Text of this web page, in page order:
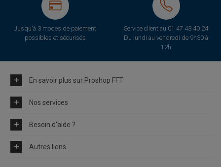
Jusqu'à 3 modes de paiement
possibles et sécurisés
Service client au 01 47 43 40 24
Du lundi au vendredi de 9h30 à
12h
En savoir plus sur Proshop FFT
Nos services
Besoin d'aide ?
Autres liens